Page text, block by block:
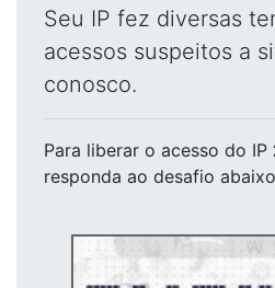
Seu IP fez diversas
acessos suspeitos a
conosco.
Para liberar o acesso do IP
responda ao desafio